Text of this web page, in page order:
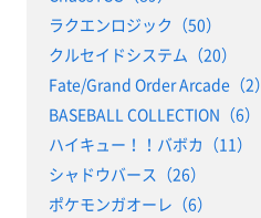
ラクエンロジック（50）
クルセイドシステム（20）
Fate/Grand Order Arcade（2）
BASEBALL COLLECTION（6）
ハイキュー！！バボカ（11）
シャドウバース（26）
ポケモンガオーレ（6）